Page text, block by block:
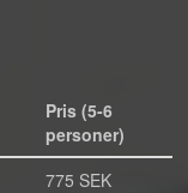
Pris (5-6
personer)
775 SEK